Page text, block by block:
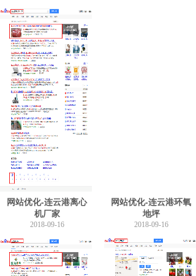
网站优化-连云港离心
机厂家
2018-09-16
网站优化-连云港环氧
地坪
2018-09-16